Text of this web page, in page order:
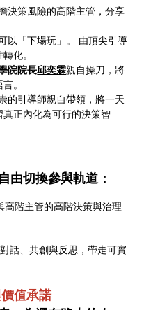
決策風險的高階主管，分享
以「下場玩」。 由頂尖引導
化。
院院長邱奕霖親自操刀，將
。
的引導師親自帶領，將一天
正內化為可行的決策智
由切換參與軌道：
階主管的高階決策與治理
話、共創與反思，帶走可實
值承諾